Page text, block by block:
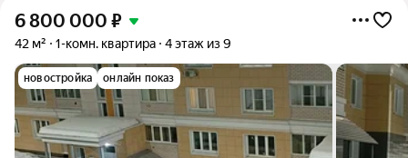
6 800 000 ₽
42 м² 1-комн. квартира 4 этаж из 9
новостройка онлайн показ